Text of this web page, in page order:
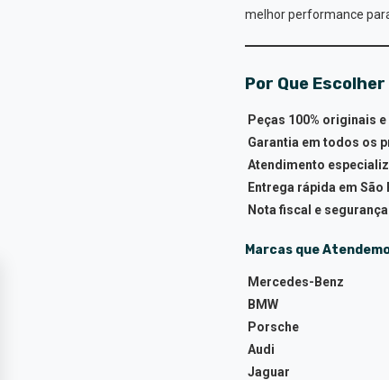
melhor performance
Por Que
Peças 100% originais
Garantia em todos os
Atendimento
Entrega rápida em São
Nota fiscal e
Marcas que
Mercedes-Benz
BMW
Porsche
Audi
Jaguar